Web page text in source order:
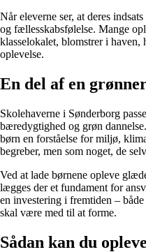
Når eleverne ser, at deres
og fællesskabsfølelse. Mange
klasselokalet, blomstrer i
oplevelse.
En del af en
Skolehaverne i Sønderborg
bæredygtighed og grøn
børn en forståelse for miljø,
begreber, men som noget, de
Ved at lade børnene opleve
lægges der et fundament for
en investering i fremtiden –
skal være med til at forme.
Sådan kan du